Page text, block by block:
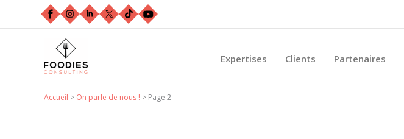
contenu
Expertises Clients Partenaires
Accueil > On parle de nous ! > Page 2